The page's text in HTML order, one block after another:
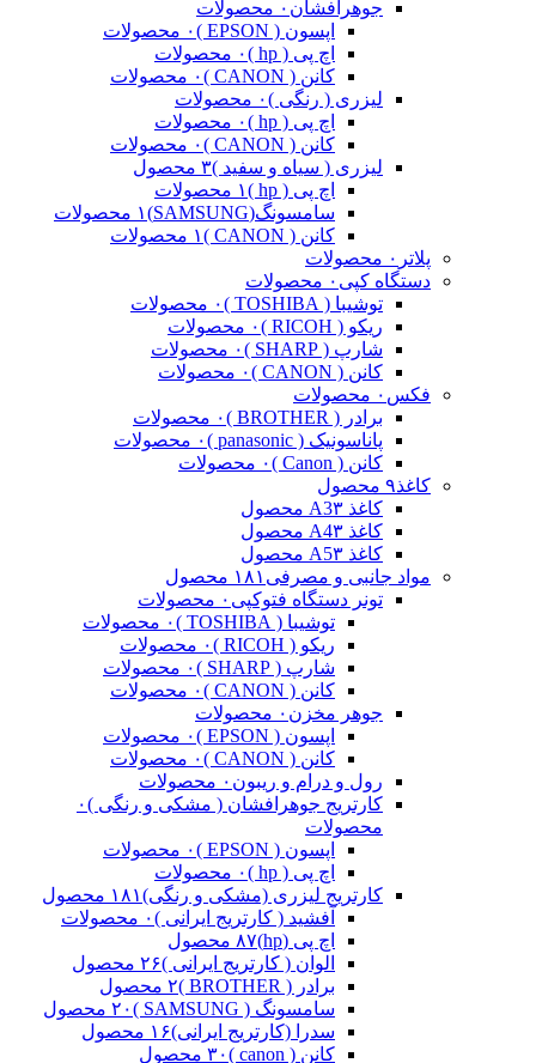
جوهرافشان ۰ محصولات
اپسون ( EPSON )
۰ محصولات
اچ پی ( hp )
۰ محصولات
کانن ( CANON )
۰ محصولات
لیزری ( رنگی )۰ محصولات
اچ پی ( hp )
۰ محصولات
کانن ( CANON )
۰ محصولات
لیزری ( سیاه و سفید )۳ محصول
اچ پی ( hp )
۱ محصولات
سامسونگ(SAMSUNG)
۱ محصولات
کانن ( CANON )
۱ محصولات
پلاتر ۰ محصولات
دستگاه کپی ۰ محصولات
توشیبا ( TOSHIBA )
۰ محصولات
ریکو ( RICOH )
۰ محصولات
شارپ ( SHARP )
۰ محصولات
کانن ( CANON )
۰ محصولات
فکس ۰ محصولات
برادر ( BROTHER )
۰ محصولات
پاناسونیک ( panasonic )
۰ محصولات
کانن ( Canon )
۰ محصولات
کاغذ۹ محصول
کاغذ A3 ۳ محصول
کاغذ A4 ۳ محصول
کاغذ A5 ۳ محصول
مواد جانبی و مصرفی ۱۸۱ محصول
تونر دستگاه فتوکپی ۰ محصولات
توشیبا ( TOSHIBA )
۰ محصولات
ریکو ( RICOH )
۰ محصولات
شارپ ( SHARP )
۰ محصولات
کانن ( CANON )
۰ محصولات
جوهر مخزن ۰ محصولات
اپسون ( EPSON )
۰ محصولات
کانن ( CANON )
۰ محصولات
رول و درام و ریبون ۰ محصولات
کارتریج جوهرافشان ( مشکی و رنگی )۰
محصولات
اپسون ( EPSON )
۰ محصولات
اچ پی ( hp )
۰ محصولات
کارتریج لیزری (مشکی و رنگی)۱۸۱ محصول
آفشید ( کارتریج ایرانی )۰ محصولات
اچ پی (hp)
۸۷ محصول
الوان ( کارتریج ایرانی )۲۶ محصول
برادر ( BROTHER )
۲ محصول
سامسونگ ( SAMSUNG )
۲۰ محصول
سدرا (کارتریج ایرانی)۱۶ محصول
کانن ( canon )
۳۰ محصول